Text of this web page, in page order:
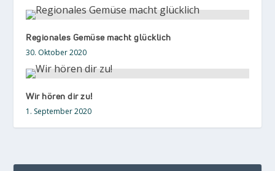
Regionales Gemüse macht glücklich
30. Oktober 2020
Wir hören dir zu!
1. September 2020